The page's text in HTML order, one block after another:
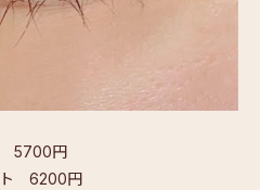
5700円
ト 6200円